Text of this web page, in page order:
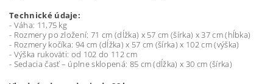
Technické údaje:
- Váha: 11,75 kg
- Rozmery po zložení: 71 cm (dĺžka) x 57 cm (šírka) x 37 cm (hĺbka)
- Rozmery kočíka: 94 cm (dĺžka) x 57 cm (šírka) x 102 cm (výška)
- Výška rukoväti: od 102 do 112 cm
- Sedacia časť – úplne sklopená: 85 cm (dĺžka) x 30 cm (šírka)